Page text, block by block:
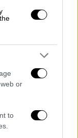
or
to
και Νetflix
σας,
γλυκά,
σας και
καλλυντικά
το
οι